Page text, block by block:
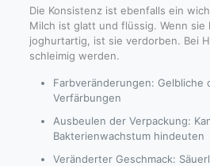
Die Konsistenz ist ebenfalls ein
Milch ist glatt und flüssig. Wenn sie
joghurtartig, ist sie verdorben. Bei
schleimig werden.
Farbveränderungen: Gelbliche
Verfärbungen
Ausbeulen der Verpackung:
Bakterienwachstum hindeuten
Veränderter Geschmack: